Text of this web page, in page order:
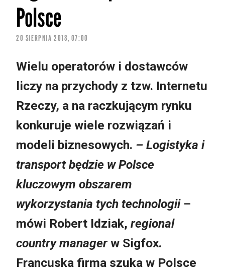
Polsce
20 SIERPNIA 2018, 07:00
Wielu operatorów i dostawców
liczy na przychody z tzw. Internetu
Rzeczy, a na raczkującym rynku
konkuruje wiele rozwiązań i
modeli biznesowych. – Logistyka i
transport będzie w Polsce
kluczowym obszarem
wykorzystania tych technologii–
mówi Robert Idziak, regional
country managerw Sigfox.
Francuska firma szuka w Polsce